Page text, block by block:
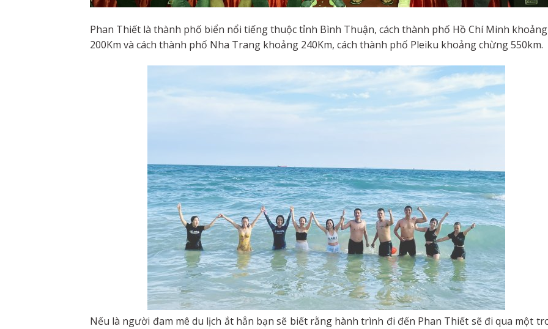
Phan Thiết là thành phố biển nổi tiếng thuộc tỉnh Bình Thuận, cách thành phố Hồ Chí Minh khoảng
200Km và cách thành phố Nha Trang khoảng 240Km, cách thành phố Pleiku khoảng chừng 550km.
Nếu là người đam mê du lịch ắt hẳn bạn sẽ biết rằng hành trình đi đến Phan Thiết sẽ đi qua một